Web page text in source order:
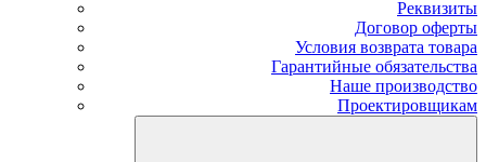
Реквизиты
Договор оферты
Условия возврата товара
Гарантийные обязательства
Наше производство
Проектировщикам